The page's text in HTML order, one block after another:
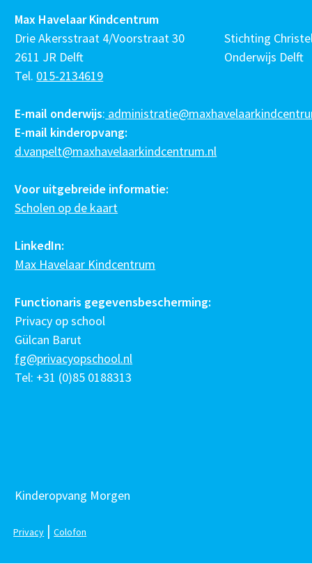
Max Havelaar Kindcentrum
Drie Akersstraat 4/Voorstraat 30
2611 JR Delft
Tel. 015-2134619
E-mail onderwijs:
E-mail kinderopvang:
d.vanpelt@maxhavelaarkindcentrum.nl
Voor uitgebreide informatie:
Scholen op de kaart
LinkedIn:
Max Havelaar Kindcentrum
Functionaris gegevensbescherming:
Privacy op school
Gülcan Barut
fg@privacyopschool.nl
Tel: +31 (0)85 0188313
Stichting
Onderwijs Delft
Kinderopvang Morgen
Privacy |Colofon